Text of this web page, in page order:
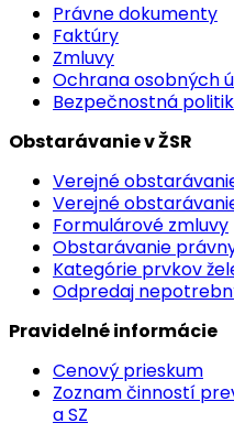
Právne dokumenty
Faktúry
Zmluvy
Ochrana osobných
Bezpečnostná
Obstarávanie v ŽSR
Verejné
Verejné
Formulárové zmluvy
Obstarávanie
Kategórie prvkov
Odpredaj
Pravidelné informácie
Cenový prieskum
Zoznam činností
a SZ